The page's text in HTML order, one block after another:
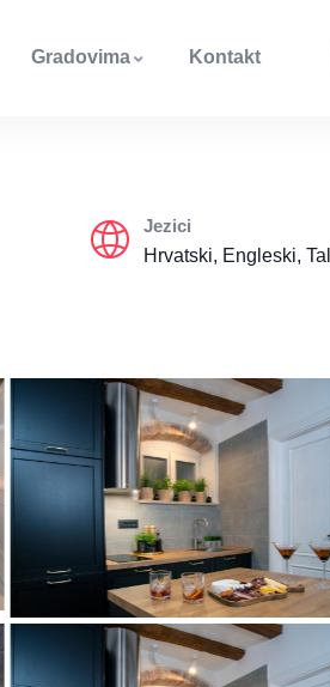
Gradovima Kontakt
Jezici
Hrvatski, Engleski,